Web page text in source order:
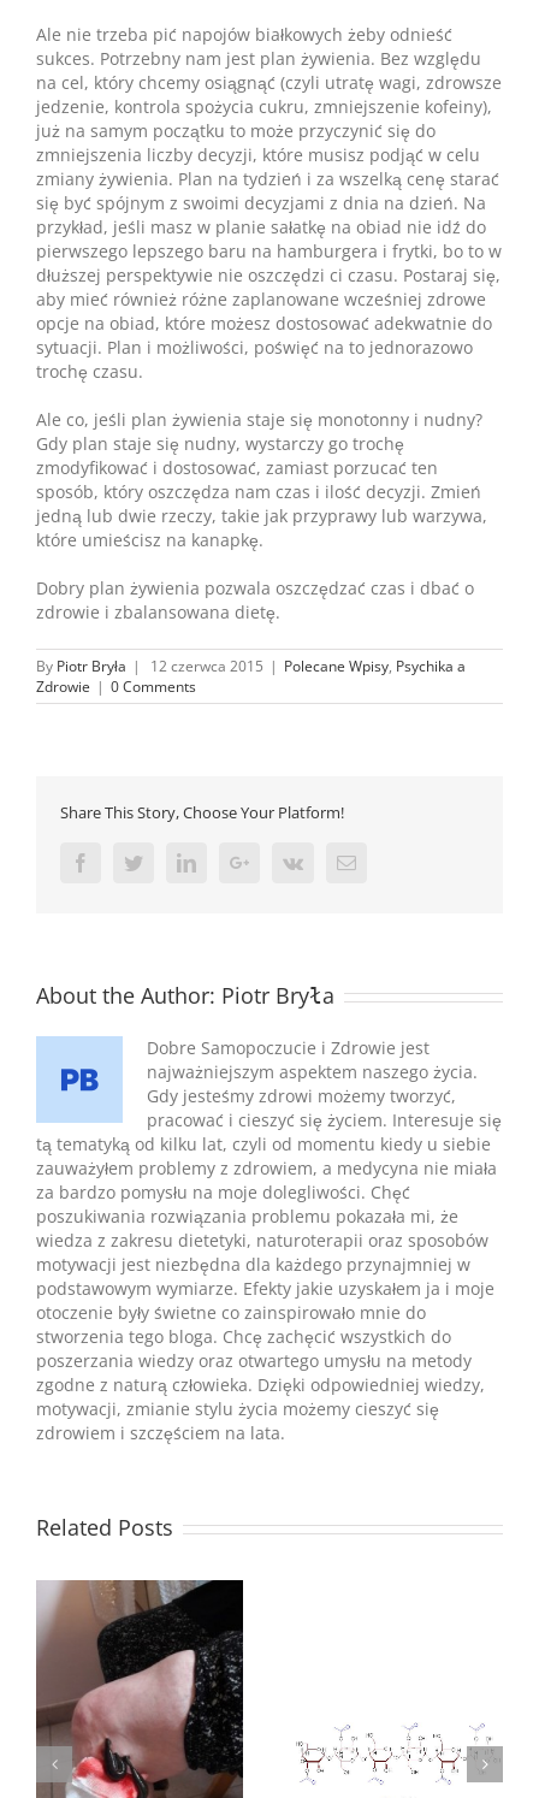
Ale nie trzeba pić napojów białkowych żeby odnieść
sukces. Potrzebny nam jest plan żywienia. Bez względu
na cel, który chcemy osiągnąć (czyli utratę wagi, zdrowsze
jedzenie, kontrola spożycia cukru, zmniejszenie kofeiny),
już na samym początku to może przyczynić się do
zmniejszenia liczby decyzji, które musisz podjąć w celu
zmiany żywienia. Plan na tydzień i za wszelką cenę starać
się być spójnym z swoimi decyzjami z dnia na dzień. Na
przykład, jeśli masz w planie sałatkę na obiad nie idź do
pierwszego lepszego baru na hamburgera i frytki, bo to w
dłuższej perspektywie nie oszczędzi ci czasu. Postaraj się,
aby mieć również różne zaplanowane wcześniej zdrowe
opcje na obiad, które możesz dostosować adekwatnie do
sytuacji. Plan i możliwości, poświęć na to jednorazowo
trochę czasu.
Ale co, jeśli plan żywienia staje się monotonny i nudny?
Gdy plan staje się nudny, wystarczy go trochę
zmodyfikować i dostosować, zamiast porzucać ten
sposób, który oszczędza nam czas i ilość decyzji. Zmień
jedną lub dwie rzeczy, takie jak przyprawy lub warzywa,
które umieścisz na kanapkę.
Dobry plan żywienia pozwala oszczędzać czas i dbać o
zdrowie i zbalansowana dietę.
By Piotr Bryła | 12 czerwca 2015 | Polecane Wpisy, Psychika a
Zdrowie | 0 Comments
Share This Story, Choose Your Platform!
FacebookTwitterLinkedinGoogle+Vk Email
About the Author: Piotr Bryła
Dobre Samopoczucie i Zdrowie jest
najważniejszym aspektem naszego życia.
Gdy jesteśmy zdrowi możemy tworzyć,
pracować i cieszyć się życiem. Interesuje się
tą tematyką od kilku lat, czyli od momentu kiedy u siebie
zauważyłem problemy z zdrowiem, a medycyna nie miała
za bardzo pomysłu na moje dolegliwości. Chęć
poszukiwania rozwiązania problemu pokazała mi, że
wiedza z zakresu dietetyki, naturoterapii oraz sposobów
motywacji jest niezbędna dla każdego przynajmniej w
podstawowym wymiarze. Efekty jakie uzyskałem ja i moje
otoczenie były świetne co zainspirowało mnie do
stworzenia tego bloga. Chcę zachęcić wszystkich do
poszerzania wiedzy oraz otwartego umysłu na metody
zgodne z naturą człowieka. Dzięki odpowiedniej wiedzy,
motywacji, zmianie stylu życia możemy cieszyć się
zdrowiem i szczęściem na lata.
Related Posts
Acemannan –
Niesamowity
Walcz z nadciśnieniem